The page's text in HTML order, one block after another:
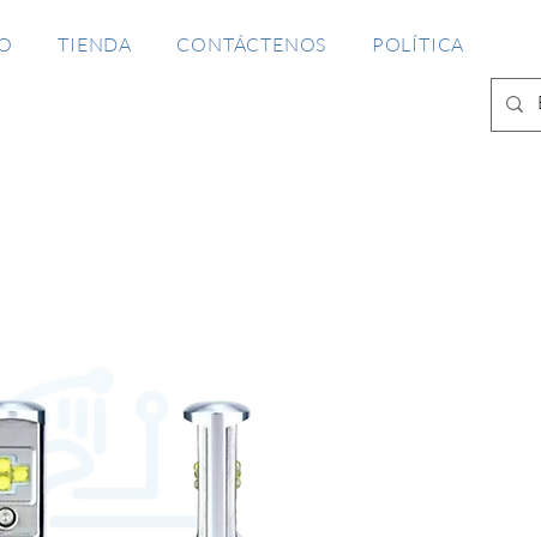
TIENDA CONTÁCTENOS POLÍTICA